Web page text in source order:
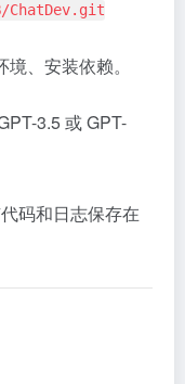
ChatDev.git
、安装依赖。
3.5 或 GPT-
码和日志保存在